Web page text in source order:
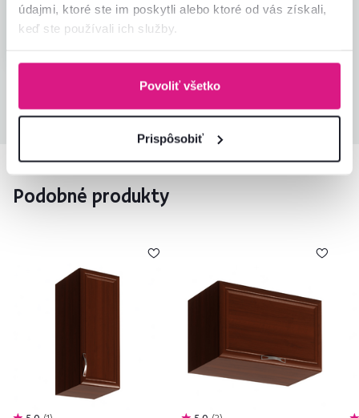
údajmi, ktoré ste im poskytli alebo ktoré od vás získali,
keď ste používali ich služby.
Povoliť všetko
Prispôsobiť
Overený nákup
Podobné produkty